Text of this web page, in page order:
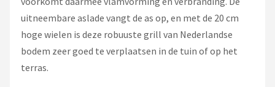
uitneembare aslade vangt de as op, en met de 20 cm
hoge wielen is deze robuuste grill van Nederlandse
bodem zeer goed te verplaatsen in de tuin of op het
terras.